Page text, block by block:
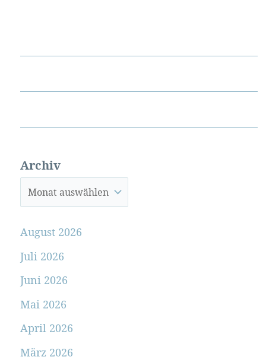
Archiv
August 2026
Juli 2026
Juni 2026
Mai 2026
April 2026
März 2026